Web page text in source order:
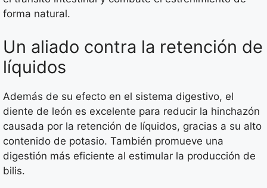
forma natural.
Un aliado contra la retención de
líquidos
Además de su efecto en el sistema digestivo, el
diente de león es excelente para reducir la hinchazón
causada por la retención de líquidos, gracias a su alto
contenido de potasio. También promueve una
digestión más eficiente al estimular la producción de
bilis.